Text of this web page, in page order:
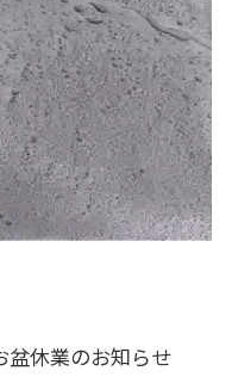
盆休業のお知らせ